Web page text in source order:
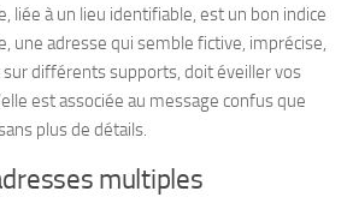
liée à un lieu identifiable, est un bon indice
une adresse qui semble fictive, imprécise,
différents supports, doit éveiller vos
est associée au message confus que
plus de détails.
multiples